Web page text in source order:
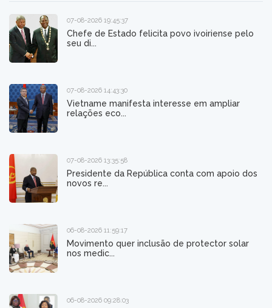
07-08-2026 19:45:37
Chefe de Estado felicita povo ivoiriense pelo
seu di...
07-08-2026 14:43:30
Vietname manifesta interesse em ampliar
relações eco...
07-08-2026 13:35:58
Presidente da República conta com apoio dos
novos re...
06-08-2026 11:59:17
Movimento quer inclusão de protector solar
nos medic...
06-08-2026 09:28:03